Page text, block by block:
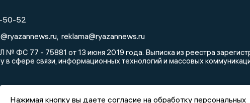
50-52
reklama@ryazannews.ru
№ ФС 77 - 75881 от 13 июня 2019 года. Выписка из реестра
сфере связи, информационных технологий и массовых
Нажимая кнопку вы даете согласие на обработку персональных